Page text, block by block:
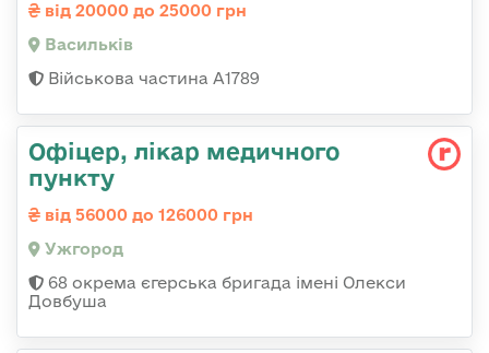
від 20000 до 25000 грн
Васильків
Військова частина А1789
Офіцер, лікар медичного
пункту
від 56000 до 126000 грн
Ужгород
68 окрема єгерська бригада імені Олекси
Довбуша